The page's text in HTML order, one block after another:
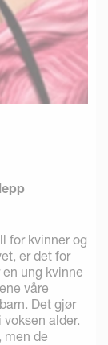
for kvinner og
er det for
ung kvinne
våre
Det gjør
alder.
men de